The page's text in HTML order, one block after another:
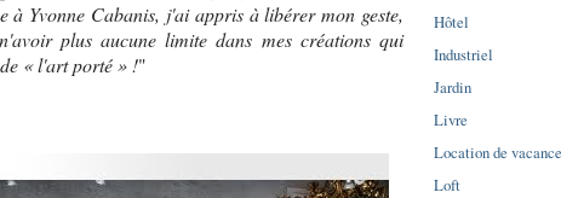
à Yvonne Cabanis, j'ai appris à libérer mon geste,
plus aucune limite dans mes créations qui
« l'art porté » !"
Hôtel
Industriel
Jardin
Livre
Location de
Loft